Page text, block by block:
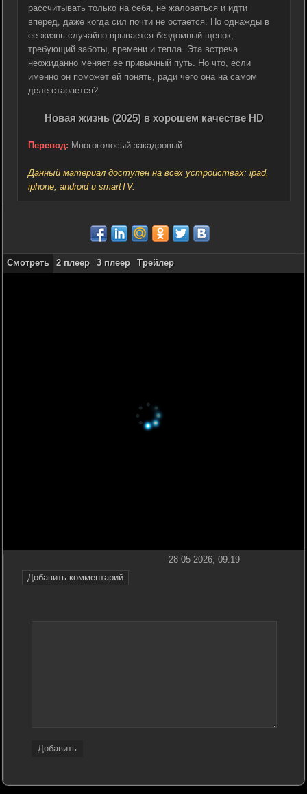
рассчитывать только на себя, не жаловаться и идти
вперед, даже когда сил почти не остается. Но однажды в
ее жизнь случайно врывается бездомный щенок,
требующий заботы, времени и тепла. Эта встреча
неожиданно меняет ее привычный путь. Но что, если
именно он поможет ей понять, ради чего она на самом
деле старается?
Новая жизнь (2025) в хорошем качестве HD
Перевод: Многоголосый закадровый
Данный материал доступен на всех устройствах: ipad,
iphone, android и smartTV.
Смотреть 2 плеер 3 плеер Трейлер
Добавить комментарий
28-05-2026, 09:19
Добавить